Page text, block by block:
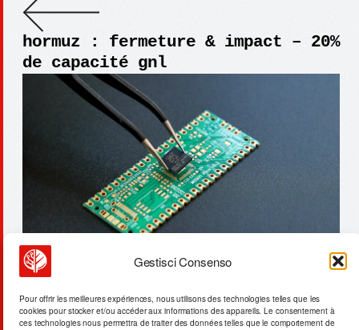
Gestisci Consenso
Pour offrir les meilleures expériences, nous utilisons des technologies telles que les
cookies pour stocker et/ou accéder aux informations des appareils. Le consentement à
ces technologies nous permettra de traiter des données telles que le comportement de
hormuz : fermeture & impact – 20%
de capacité gnl
crater de batagaïka : fonte de
permafrost en crise